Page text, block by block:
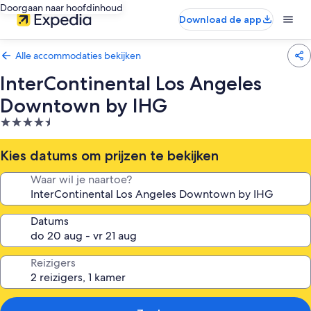
Doorgaan naar hoofdinhoud
Download de app
Alle accommodaties bekijken
InterContinental Los Angeles
Downtown by IHG
4.5-
sterrenaccommodatie
Kies datums om prijzen te bekijken
Waar wil je naartoe?
Datums
Reizigers